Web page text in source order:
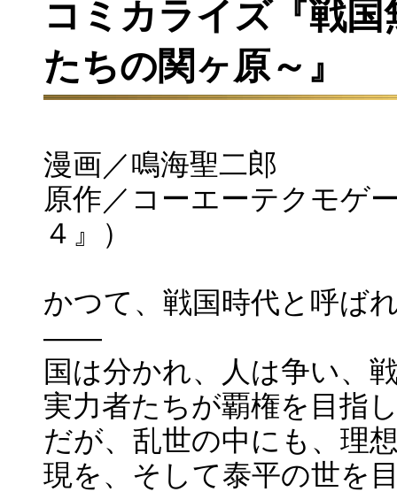
コミカライズ『戦
たちの関ヶ原～』
漫画／鳴海聖二郎
原作／コーエーテクモゲ
４』）
かつて、戦国時代と呼ば
——
国は分かれ、人は争い、
実力者たちが覇権を目指
だが、乱世の中にも、理
現を、そして泰平の世を